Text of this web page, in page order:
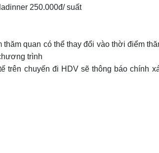
250.000đ/ suất
quan có thể thay đổi vào thời điểm
trình
trên chuyến đi HDV sẽ thông báo chính